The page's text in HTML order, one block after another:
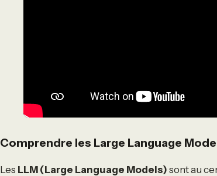
Comprendre les Large Language
Les LLM (Large Language Models) sont au